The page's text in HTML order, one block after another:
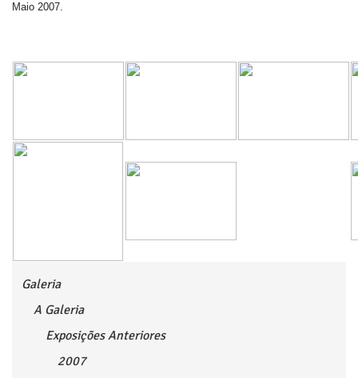
Maio 2007.
Galeria
A Galeria
Exposições Anteriores
2007